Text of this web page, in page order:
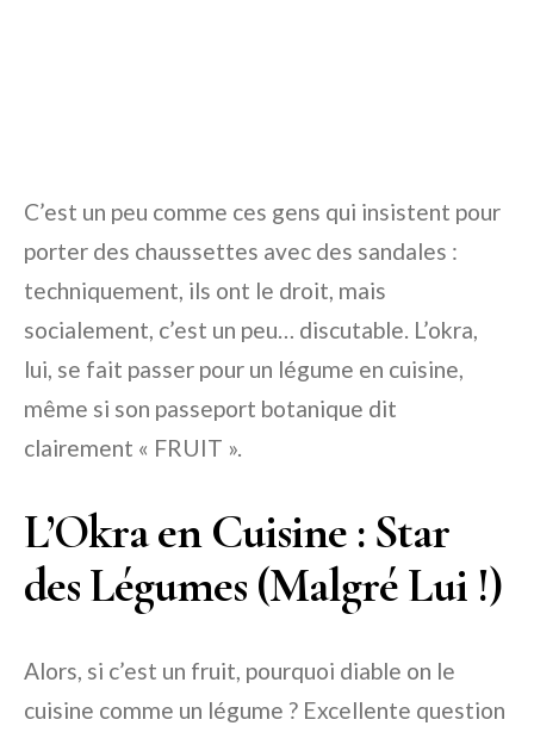
C’est un peu comme ces gens qui insistent pour
porter des chaussettes avec des sandales :
techniquement, ils ont le droit, mais
socialement, c’est un peu… discutable. L’okra,
lui, se fait passer pour un légume en cuisine,
même si son passeport botanique dit
clairement « FRUIT ».
L’Okra en Cuisine : Star
des Légumes (Malgré Lui !)
Alors, si c’est un fruit, pourquoi diable on le
cuisine comme un légume ? Excellente question